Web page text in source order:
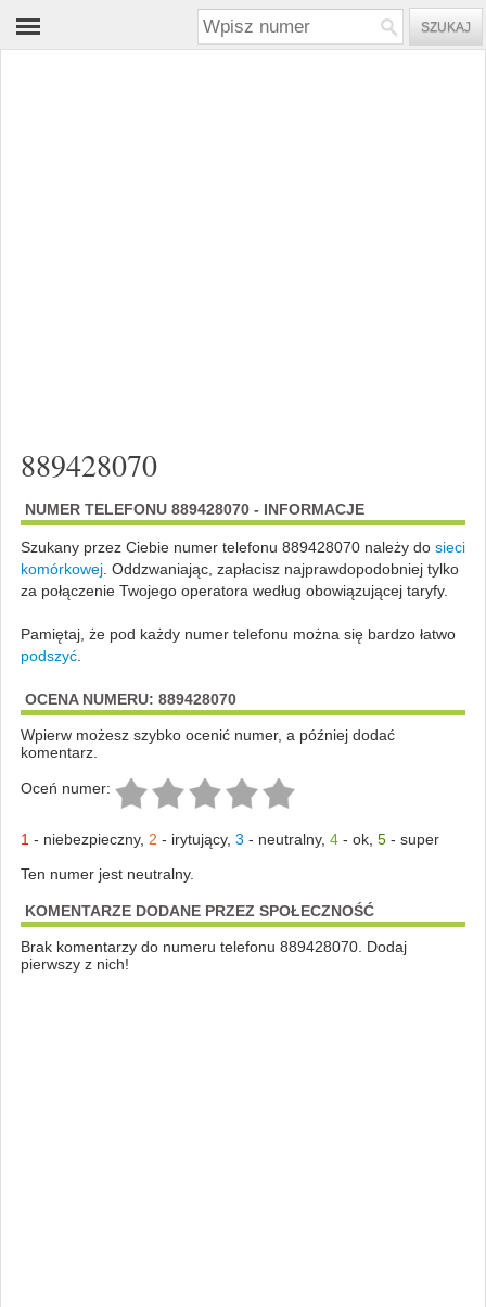
889428070
NUMER TELEFONU 889428070 - INFORMACJE
Szukany przez Ciebie numer telefonu 889428070 należy do sieci
komórkowej. Oddzwaniając, zapłacisz najprawdopodobniej tylko
za połączenie Twojego operatora według obowiązującej taryfy.
Pamiętaj, że pod każdy numer telefonu można się bardzo łatwo
podszyć.
OCENA NUMERU: 889428070
Wpierw możesz szybko ocenić numer, a później dodać
komentarz.
Oceń numer:
1 - niebezpieczny, 2 - irytujący, 3 - neutralny, 4- ok, 5- super
Ten numer jest neutralny.
KOMENTARZE DODANE PRZEZ SPOŁECZNOŚĆ
Brak komentarzy do numeru telefonu 889428070. Dodaj
pierwszy z nich!